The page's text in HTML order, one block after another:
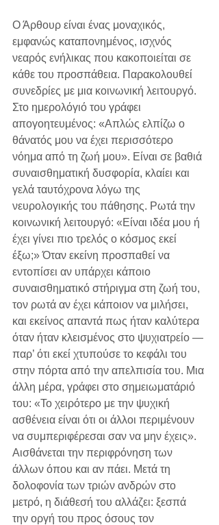
Ο Άρθουρ είναι ένας μοναχικός,
εμφανώς καταπονημένος, ισχνός
νεαρός ενήλικας που κακοποιείται σε
κάθε του προσπάθεια. Παρακολουθεί
συνεδρίες με μια κοινωνική λειτουργό.
Στο ημερολόγιό του γράφει
απογοητευμένος: «Απλώς ελπίζω ο
θάνατός μου να έχει περισσότερο
νόημα από τη ζωή μου». Είναι σε βαθιά
συναισθηματική δυσφορία, κλαίει και
γελά ταυτόχρονα λόγω της
νευρολογικής του πάθησης. Ρωτά την
κοινωνική λειτουργό: «Είναι ιδέα μου ή
έχει γίνει πιο τρελός ο κόσμος εκεί
έξω;» Όταν εκείνη προσπαθεί να
εντοπίσει αν υπάρχει κάποιο
συναισθηματικό στήριγμα στη ζωή του,
τον ρωτά αν έχει κάποιον να μιλήσει,
και εκείνος απαντά πως ήταν καλύτερα
όταν ήταν κλεισμένος στο ψυχιατρείο —
παρ’ ότι εκεί χτυπούσε το κεφάλι του
στην πόρτα από την απελπισία του. Μια
άλλη μέρα, γράφει στο σημειωματάριό
του: «Το χειρότερο με την ψυχική
ασθένεια είναι ότι οι άλλοι περιμένουν
να συμπεριφέρεσαι σαν να μην έχεις».
Αισθάνεται την περιφρόνηση των
άλλων όπου και αν πάει. Μετά τη
δολοφονία των τριών ανδρών στο
μετρό, η διάθεσή του αλλάζει: ξεσπά
την οργή του προς όσους τον